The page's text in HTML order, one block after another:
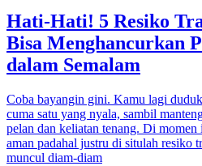
Hati-Hati! 5 Resiko
Bisa Menghancurkan
dalam Semalam
Coba bayangin gini. Kamu lagi
cuma satu yang nyala, sambil
pelan dan keliatan tenang. Di momen
aman padahal justru di situlah resiko
muncul diam-diam